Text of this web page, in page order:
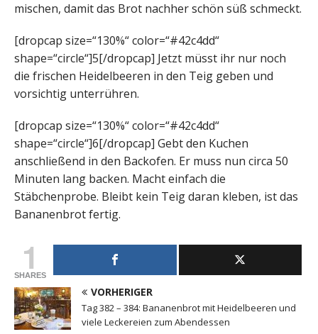
mischen, damit das Brot nachher schön süß schmeckt.
[dropcap size=“130%“ color=“#42c4dd“
shape=“circle“]5[/dropcap] Jetzt müsst ihr nur noch
die frischen Heidelbeeren in den Teig geben und
vorsichtig unterrühren.
[dropcap size=“130%“ color=“#42c4dd“
shape=“circle“]6[/dropcap] Gebt den Kuchen
anschließend in den Backofen. Er muss nun circa 50
Minuten lang backen. Macht einfach die
Stäbchenprobe. Bleibt kein Teig daran kleben, ist das
Bananenbrot fertig.
1
SHARES
VORHERIGER
Tag 382 – 384: Bananenbrot mit Heidelbeeren und
viele Leckereien zum Abendessen